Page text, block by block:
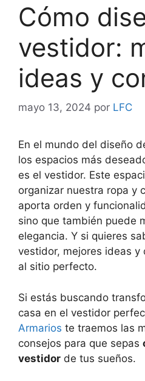
Cómo
vestidor:
ideas y
mayo 13, 2024 por LFC
En el mundo del diseño
los espacios más
es el vestidor. Este
organizar nuestra ropa y
aporta orden y
sino que también puede
elegancia. Y si quieres
vestidor, mejores ideas y
al sitio perfecto.
Si estás buscando
casa en el vestidor
Armarios te traemos las
consejos para que sepas
vestidor de tus sueños.